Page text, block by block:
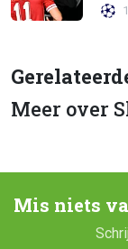
Meer over
Mis niets